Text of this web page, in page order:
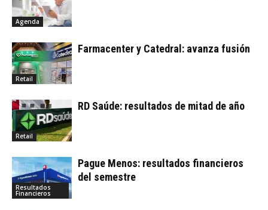
Agenda
Retail
Farmacenter y Catedral: avanza fusión
Retail
RD Saúde: resultados de mitad de año
Resultados
Financieros
Pague Menos: resultados financieros
del semestre